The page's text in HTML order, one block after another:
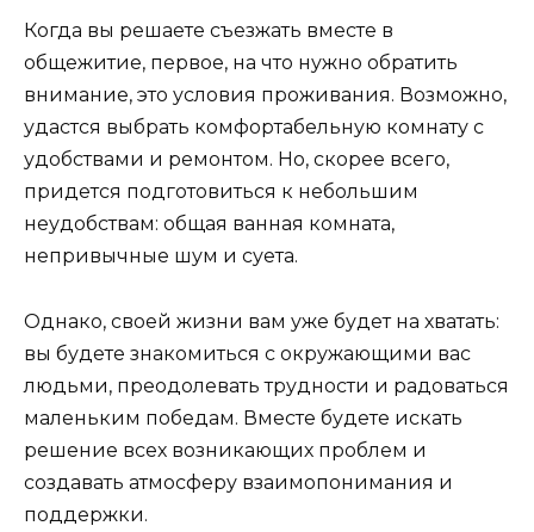
Когда вы решаете съезжать вместе в
общежитие, первое, на что нужно обратить
внимание, это условия проживания. Возможно,
удастся выбрать комфортабельную комнату с
удобствами и ремонтом. Но, скорее всего,
придется подготовиться к небольшим
неудобствам: общая ванная комната,
непривычные шум и суета.
Однако, своей жизни вам уже будет на хватать:
вы будете знакомиться с окружающими вас
людьми, преодолевать трудности и радоваться
маленьким победам. Вместе будете искать
решение всех возникающих проблем и
создавать атмосферу взаимопонимания и
поддержки.